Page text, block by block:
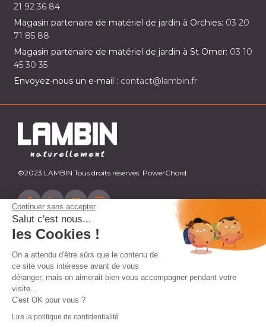
Continuer sans accepter
Salut c'est nous...
les Cookies !
On a attendu d'être sûrs que le contenu de
ce site vous intéresse avant de vous
déranger, mais on aimerait bien vous accompagner pendant votre
visite...
C'est OK pour vous ?
Lire la politique de confidentialité
21 92 36 84
Magasin partenaire de matériel de jardin à Orchies: 03 20
71 85 88
Magasin partenaire de matériel de jardin à St Omer: 03 10
45 30 35
Envoyez-nous un e-mail : contact@lambin.fr
©2023 LAMBIN Tous droits réservés. PowerChord.